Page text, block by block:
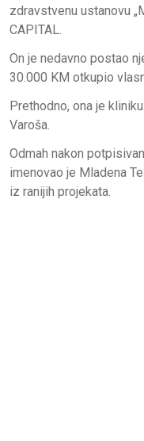
zdravstvenu ustanovu
CAPITAL.
On je nedavno postao
30.000 KM otkupio
Prethodno, ona je
Varoša.
Odmah nakon
imenovao je Mladena
iz ranijih projekata.